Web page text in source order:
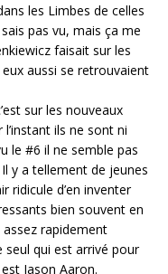
les Limbes de celles
pas vu, mais ça me
faisait sur les
aussi se retrouvaient
sur les nouveaux
ils ne sont ni
le #6 il ne semble pas
y a tellement de jeunes
ridicule d’en inventer
bien souvent en
assez rapidement
seul qui est arrivé pour
Jason Aaron.